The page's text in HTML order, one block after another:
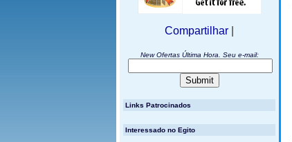
Compartilhar
New Ofertas Última Hora. Seu e-mail:
Links Patrocinados
Interessado no Egito